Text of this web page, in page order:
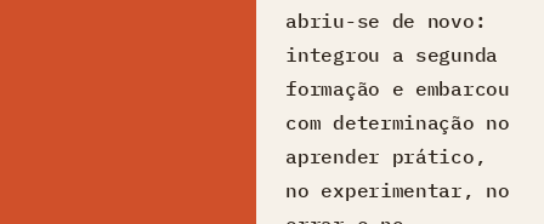
abriu-se de novo:
integrou a segunda
formação e embarcou
com determinação no
aprender prático,
no experimentar, no